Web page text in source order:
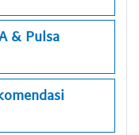
& Pulsa